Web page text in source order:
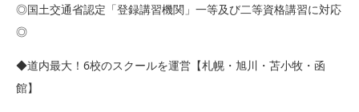
◎国土交通省認定「登録講習機関」一等及び二等資格講習に対応
◎
◆道内最大！6校のスクールを運営【札幌・旭川・苫小牧・函
館】